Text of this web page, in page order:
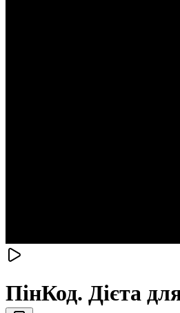
ПінКод. Дієта